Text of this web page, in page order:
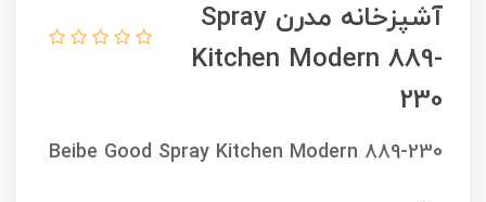
آشپزخانه مدرن Spray
Kitchen Modern 889-
230
Beibe Good Spray Kitchen Modern 889-230